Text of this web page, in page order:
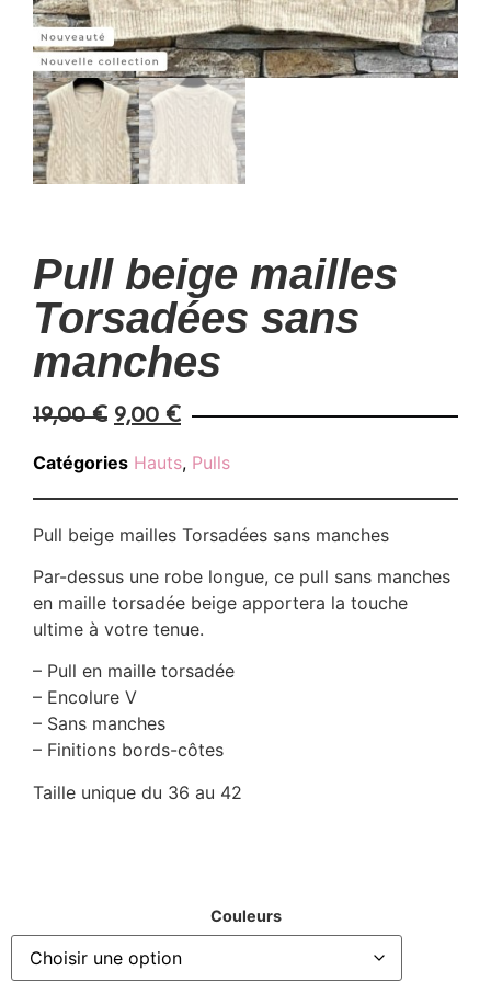
Pull beige mailles
Torsadées sans
manches
19,00€ 9,00 €
Catégories Hauts, Pulls
Pull beige mailles Torsadées sans manches
Par-dessus une robe longue, ce pull sans manches
en maille torsadée beige apportera la touche
ultime à votre tenue.
– Pull en maille torsadée
– Encolure V
– Sans manches
– Finitions bords-côtes
Taille unique du 36 au 42
Couleurs